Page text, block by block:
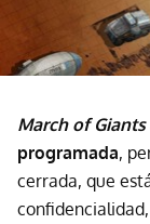
March of Giants
programada,
cerrada, que